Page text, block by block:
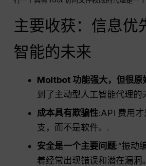
主要收获：信息优
智能的未来
Moltbot 功能强大，但很原
到了主动型人工智能代理的
成本具有欺骗性:API 费用
支，而不是软件。.
安全是一个主要问题:“振动
着经常出现错误和潜在漏洞